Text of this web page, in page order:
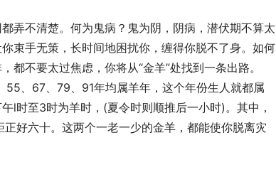
弄不清楚。何为鬼病？鬼为阴，阴病，潜伏期不算太
束手无策，长时间地困扰你，缠得你脱不了身。如何
不要太过焦虑，你将从“金羊”处找到一条出路。
、67、79、91年均属羊年，这个年份生人就都属
l时至3时为羊时，(夏令时则顺推后一小时)。其中，
好六十。这两个一老一少的金羊，都能使你脱离灾